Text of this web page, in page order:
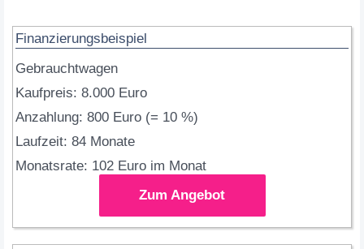
Finanzierungsbeispiel
Gebrauchtwagen
Kaufpreis: 8.000 Euro
Anzahlung: 800 Euro (= 10 %)
Laufzeit: 84 Monate
Monatsrate: 102 Euro im Monat
Zum Angebot